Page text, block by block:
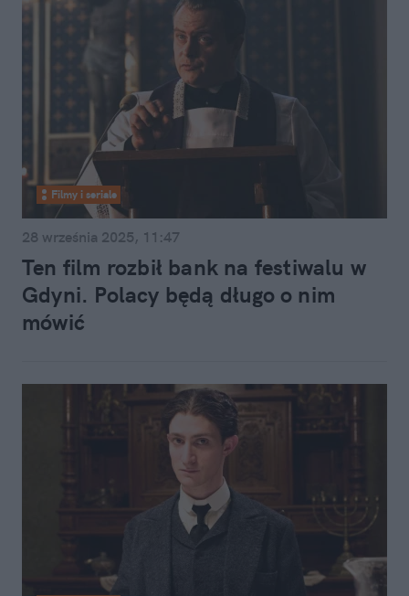
Filmy i seriale
28 września 2025, 11:47
Ten film rozbił bank na festiwalu w
Gdyni. Polacy będą długo o nim
mówić